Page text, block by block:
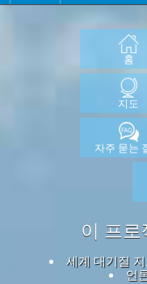
홈
지도
자주 묻는
이 프
세계 대기질
언